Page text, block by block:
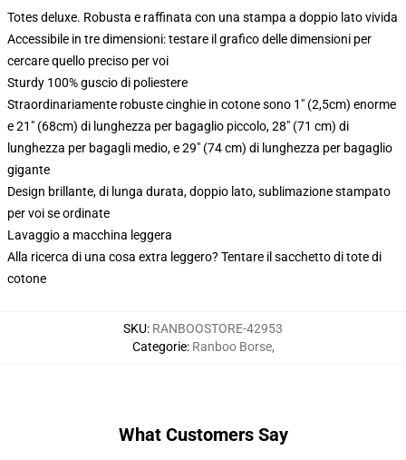
Totes deluxe. Robusta e raffinata con una stampa a doppio lato vivida
Accessibile in tre dimensioni: testare il grafico delle dimensioni per
cercare quello preciso per voi
Sturdy 100% guscio di poliestere
Straordinariamente robuste cinghie in cotone sono 1" (2,5cm) enorme
e 21" (68cm) di lunghezza per bagaglio piccolo, 28" (71 cm) di
lunghezza per bagagli medio, e 29" (74 cm) di lunghezza per bagaglio
gigante
Design brillante, di lunga durata, doppio lato, sublimazione stampato
per voi se ordinate
Lavaggio a macchina leggera
Alla ricerca di una cosa extra leggero? Tentare il sacchetto di tote di
cotone
SKU: RANBOOSTORE-42953
Categorie: Ranboo Borse,
What Customers Say